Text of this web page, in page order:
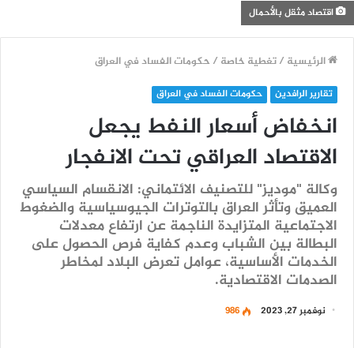
اقتصاد مثقل بالأحمال
الرئيسية /تغطية خاصة / حكومات الفساد في العراق
تقارير الرافدين حكومات الفساد في العراق
انخفاض أسعار النفط يجعل
الاقتصاد العراقي تحت الانفجار
وكالة "موديز" للتصنيف الائتماني: الانقسام السياسي
العميق وتأثر العراق بالتوترات الجيوسياسية والضغوط
الاجتماعية المتزايدة الناجمة عن ارتفاع معدلات
البطالة بين الشباب وعدم كفاية فرص الحصول على
الخدمات الأساسية، عوامل تعرض البلاد لمخاطر
الصدمات الاقتصادية.
نوفمبر 27, 2023 986